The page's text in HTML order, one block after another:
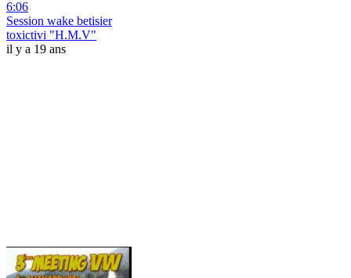
6:06
Session wake betisier
toxictivi "H.M.V"
il y a 19 ans